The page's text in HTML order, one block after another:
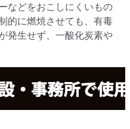
などをおこしにくいもの
的に燃焼させても、有毒
発生せず、一酸化炭素や